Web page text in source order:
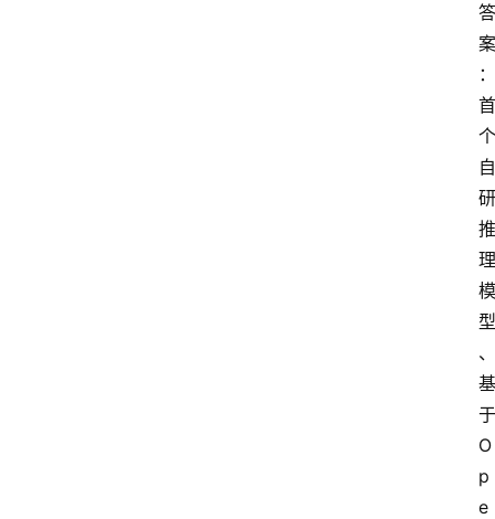
答
案
：
首
个
自
研
推
理
模
型
、
基
于
O
p
e